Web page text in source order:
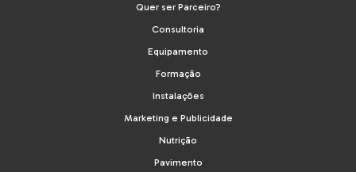
Quer ser Parceiro?
Consultoria
Equipamento
Formação
Instalações
Marketing e Publicidade
Nutrição
Pavimento